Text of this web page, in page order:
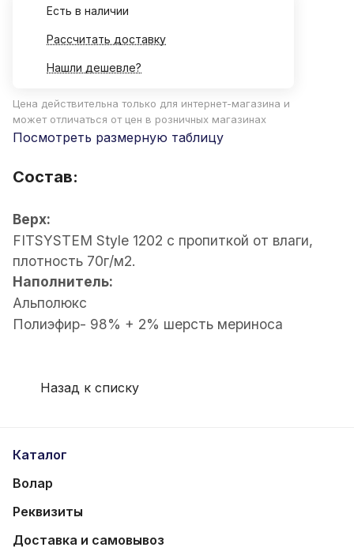
Есть в наличии
Рассчитать доставку
Нашли дешевле?
Цена действительна только для интернет-магазина и
может отличаться от цен в розничных магазинах
Посмотреть размерную таблицу
Состав:
Верх:
FITSYSTEM Style 1202 с пропиткой от влаги,
плотность 70г/м2.
Наполнитель:
Альполюкс
Полиэфир- 98% + 2% шерсть мериноса
Назад к списку
Каталог
Волар
Реквизиты
Доставка и самовывоз